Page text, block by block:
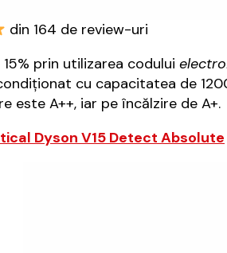
din 164 de review-uri
prin utilizarea codului
cu capacitatea de
este A++, iar pe încălzire de A+.
Dyson V15 Detect Absolute